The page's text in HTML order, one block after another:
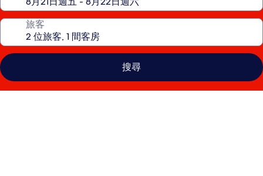
旅客
搜尋